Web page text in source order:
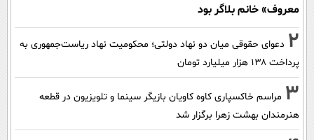
معروف» خانم بلاگر بود
2 دعوای حقوقی میان دو نهاد دولتی؛ محکومیت نهاد ریاست‌جمهوری به
پرداخت ۱۳۸ هزار میلیارد تومان
3 مراسم خاکسپاری کاوه کاویان بازیگر سینما و تلویزیون در قطعه
هنرمندان بهشت زهرا برگزار شد